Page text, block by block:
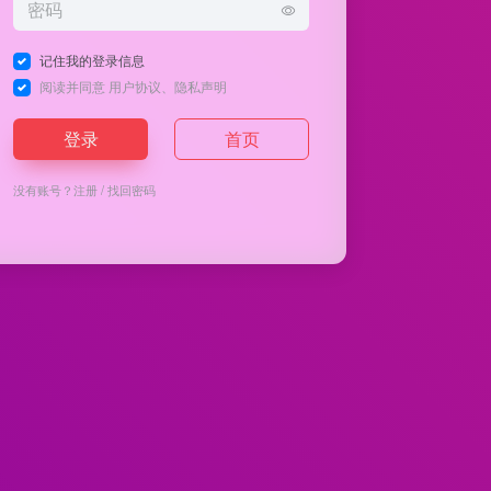
记住我的登录信息
阅读并同意 用户协议 隐私声明
登录 首页
没有账号？注册/找回密码